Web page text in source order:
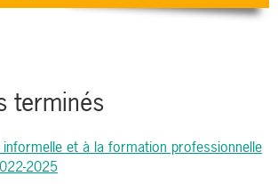
terminés
informelle et à la formation professionnelle
2025